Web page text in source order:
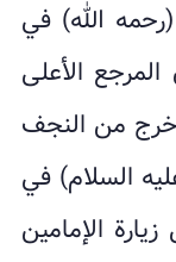
الله) في
الأعلى
من النجف
السلام) في
الإمامين